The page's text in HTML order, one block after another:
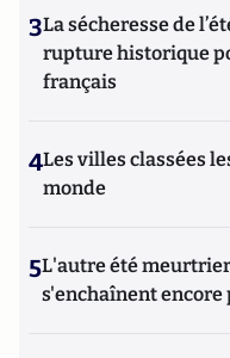
3La sécheresse de
rupture historique
français
4Les villes classées
monde
5L'autre été
s'enchaînent encore